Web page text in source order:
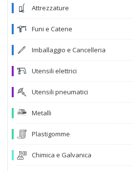
Attrezzature
Funi e Catene
Imballaggio e Cancelleria
Utensili elettrici
Utensili pneumatici
Metalli
Plastigomme
Chimica e Galvanica